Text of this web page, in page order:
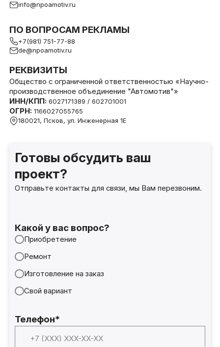
info@npoamotiv.ru
ПО ВОПРОСАМ РЕКЛАМЫ
+7(981) 751-77-88
de@npoamotiv.ru
РЕКВИЗИТЫ
Общество с ограниченной ответственностью «Научно-
производственное объединение "Автомотив"»
ИНН/КПП: 6027171389 / 602701001
ОГРН: 1166027055765
180021, Псков, ул. Инженерная 1Е
Готовы обсудить ваш
проект?
Отправьте контакты для связи, мы Вам перезвоним.
Какой у вас вопрос?
Приобретение
Ремонт
Изготовление на заказ
Свой вариант
Телефон*